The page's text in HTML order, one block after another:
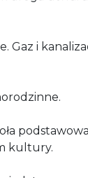
Gaz i
kultury.